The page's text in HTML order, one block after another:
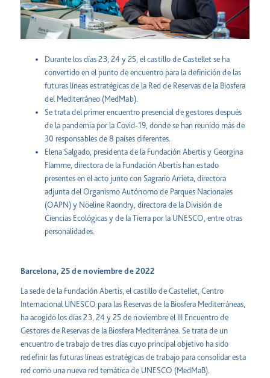
Durante los días 23, 24 y 25, el castillo de Castellet se ha
convertido en el punto de encuentro para la definición de las
futuras líneas estratégicas de la Red de Reservas de la Biosfera
del Mediterráneo (MedMab).
Se trata del primer encuentro presencial de gestores después
de la pandemia por la Covid-19, donde se han reunido más de
30 responsables de 8 países diferentes.
Elena Salgado, presidenta de la Fundación Abertis y Georgina
Flamme, directora de la Fundación Abertis han estado
presentes en el acto junto con Sagrario Arrieta, directora
adjunta del Organismo Autónomo de Parques Nacionales
(OAPN) y Nöeline Raondry, directora de la División de
Ciencias Ecológicas y de la Tierra por la UNESCO, entre otras
personalidades.
Barcelona, 25 de noviembre de 2022
La sede de la Fundación Abertis, el castillo de Castellet, Centro
Internacional UNESCO para las Reservas de la Biosfera Mediterráneas,
ha acogido los días 23, 24 y 25 de noviembre el III Encuentro de
Gestores de Reservas de la Biosfera Mediterránea. Se trata de un
encuentro de trabajo de tres días cuyo principal objetivo ha sido
redefinir las futuras líneas estratégicas de trabajo para consolidar esta
red como una nueva red temática de UNESCO (MedMaB).